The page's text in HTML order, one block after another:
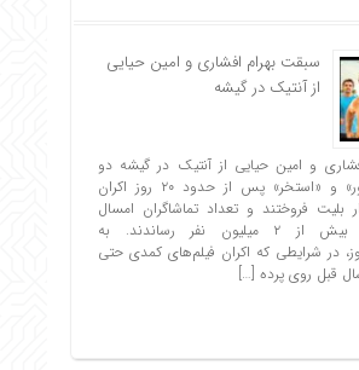
سبقت بهرام افشاری و امین حیایی
از آنتیک در گیشه
و امین حیایی از آنتیک در گیشه دو
فیلم «زنده شور» و «استخر» پس از حدود ۲۰ روز اکران
۸۰۰ هزار بلیت فروختند و تعداد تماشاگران امسال
سینما را به بیش از ۲ میلیون نفر رساندند. به
در شرایطی که اکران فیلم‌های کمدی حتی
قبل روی پرده […]